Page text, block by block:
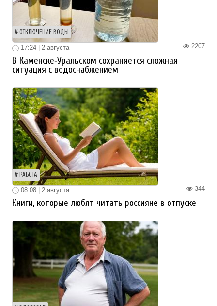
ОТКЛЮЧЕНИЕ ВОДЫ
2207
17:24 | 2 августа
В Каменске‑Уральском сохраняется сложная
ситуация с водоснабжением
РАБОТА
344
08:08 | 2 августа
Книги, которые любят читать россияне в отпуске